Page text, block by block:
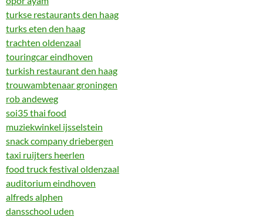
turkse restaurants den haag
turks eten den haag
trachten oldenzaal
touringcar eindhoven
turkish restaurant den haag
trouwambtenaar groningen
rob andeweg
soi35 thai food
muziekwinkel ijsselstein
snack company driebergen
taxi ruijters heerlen
food truck festival oldenzaal
auditorium eindhoven
alfreds alphen
dansschool uden